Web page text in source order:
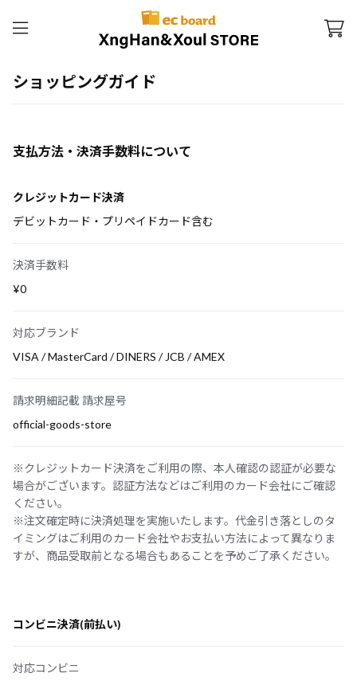
ショッピングガイド
支払方法・決済手数料について
クレジットカード決済
デビットカード・プリペイドカード含む
決済手数料
¥0
対応ブランド
VISA / MasterCard / DINERS / JCB / AMEX
請求明細記載 請求屋号
official-goods-store
※クレジットカード決済をご利用の際、本人確認の認証が必要な
場合がございます。認証方法などはご利用のカード会社にご確認
ください。
※注文確定時に決済処理を実施いたします。代金引き落としのタ
イミングはご利用のカード会社やお支払い方法によって異なりま
すが、商品受取前となる場合もあることを予めご了承ください。
コンビニ決済(前払い)
対応コンビニ